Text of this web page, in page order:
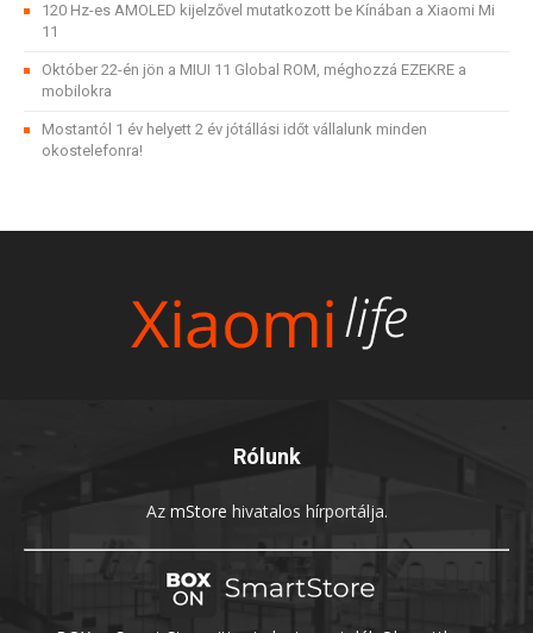
120 Hz-es AMOLED kijelzővel mutatkozott be Kínában a Xiaomi Mi
11
Október 22-én jön a MIUI 11 Global ROM, méghozzá EZEKRE a
mobilokra
Mostantól 1 év helyett 2 év jótállási időt vállalunk minden
okostelefonra!
Rólunk
Az mStore hivatalos hírportálja.